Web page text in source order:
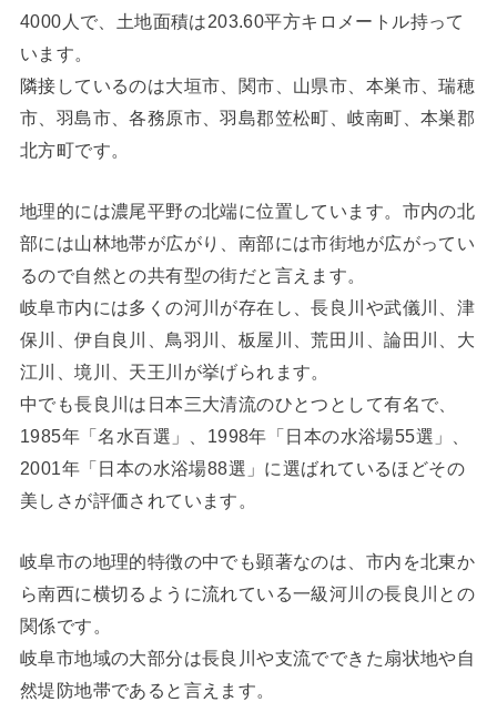
4000人で、土地面積は203.60平方キロメートル持って
います。
隣接しているのは大垣市、関市、山県市、本巣市、瑞穂
市、羽島市、各務原市、羽島郡笠松町、岐南町、本巣郡
北方町です。
地理的には濃尾平野の北端に位置しています。市内の北
部には山林地帯が広がり、南部には市街地が広がってい
るので自然との共有型の街だと言えます。
岐阜市内には多くの河川が存在し、長良川や武儀川、津
保川、伊自良川、鳥羽川、板屋川、荒田川、論田川、大
江川、境川、天王川が挙げられます。
中でも長良川は日本三大清流のひとつとして有名で、
1985年「名水百選」、1998年「日本の水浴場55選」、
2001年「日本の水浴場88選」に選ばれているほどその
美しさが評価されています。
岐阜市の地理的特徴の中でも顕著なのは、市内を北東か
ら南西に横切るように流れている一級河川の長良川との
関係です。
岐阜市地域の大部分は長良川や支流でできた扇状地や自
然堤防地帯であると言えます。